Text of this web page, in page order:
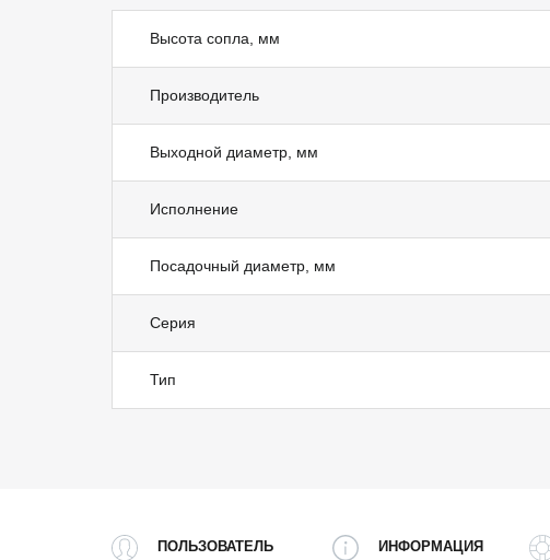
Высота сопла, мм
Производитель
Выходной диаметр, мм
Исполнение
Посадочный диаметр, мм
Серия
Тип
ПОЛЬЗОВАТЕЛЬ ИНФОРМАЦИЯ